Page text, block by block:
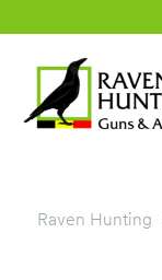
Raven Hunting